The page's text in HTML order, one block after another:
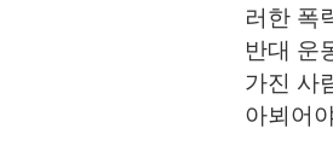
러한 폭
반대 운
가진 사
아뵈어